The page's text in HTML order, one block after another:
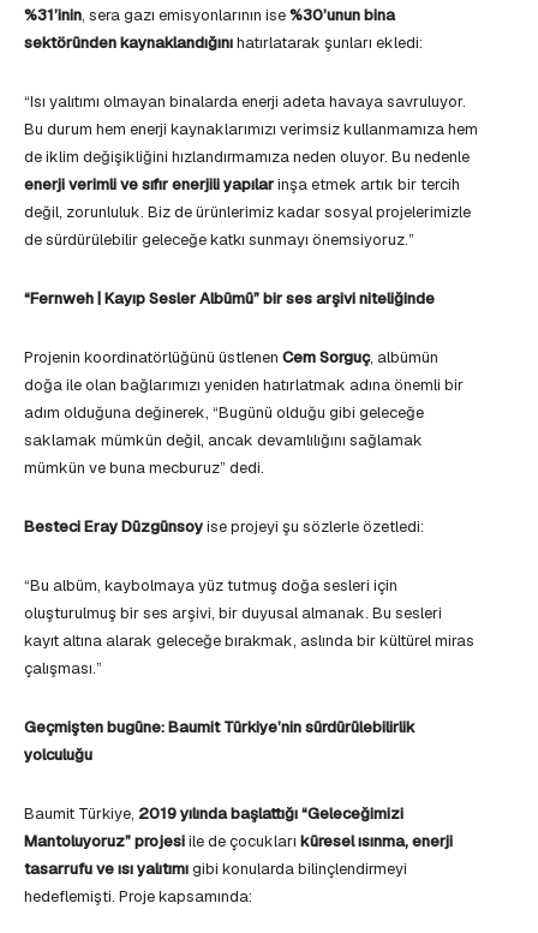
%31’inin, sera gazı emisyonlarının ise%30’unun bina
sektöründen kaynaklandığınıhatırlatarak şunları ekledi:
“Isı yalıtımı olmayan binalarda enerji adeta havaya savruluyor.
Bu durum hem enerji kaynaklarımızı verimsiz kullanmamıza hem
de iklim değişikliğini hızlandırmamıza neden oluyor. Bu nedenle
enerji verimli ve sıfır enerjili yapılarinşa etmek artık bir tercih
değil, zorunluluk. Biz de ürünlerimiz kadar sosyal projelerimizle
de sürdürülebilir geleceğe katkı sunmayı önemsiyoruz.”
“Fernweh | Kayıp Sesler Albümü” bir ses arşivi niteliğinde
Projenin koordinatörlüğünü üstlenen Cem Sorguç, albümün
doğa ile olan bağlarımızı yeniden hatırlatmak adına önemli bir
adım olduğuna değinerek, “Bugünü olduğu gibi geleceğe
saklamak mümkün değil, ancak devamlılığını sağlamak
mümkün ve buna mecburuz” dedi.
Besteci Eray Düzgünsoyise projeyi şu sözlerle özetledi:
“Bu albüm, kaybolmaya yüz tutmuş doğa sesleri için
oluşturulmuş bir ses arşivi, bir duyusal almanak. Bu sesleri
kayıt altına alarak geleceğe bırakmak, aslında bir kültürel miras
çalışması.”
Geçmişten bugüne: Baumit Türkiye’nin sürdürülebilirlik
yolculuğu
Baumit Türkiye, 2019 yılında başlattığı “Geleceğimizi
Mantoluyoruz” projesiile de çocukları küresel ısınma, enerji
tasarrufu ve ısı yalıtımı gibi konularda bilinçlendirmeyi
hedeflemişti. Proje kapsamında: